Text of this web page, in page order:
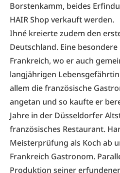
Borstenkamm, beides
HAIR Shop verkauft werden.
Ihné kreierte zudem den
Deutschland. Eine
Frankreich, wo er auch
langjährigen
allem die französische
angetan und so kaufte er
Jahre in der Düsseldorfer
französisches Restaurant.
Meisterprüfung als Koch ab
Frankreich Gastronom.
Produktion seiner